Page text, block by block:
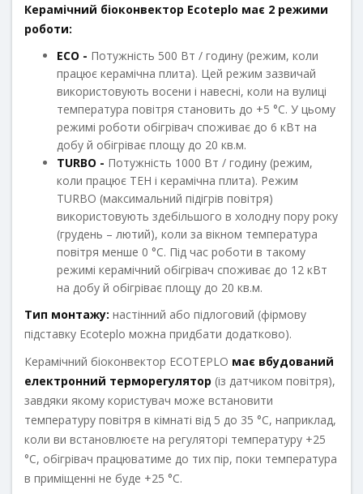
Керамічний біоконвектор Ecoteplo має 2 режими
роботи:
ECO - Потужність 500 Вт / годину (режим, коли
працює керамічна плита). Цей режим зазвичай
використовують восени і навесні, коли на вулиці
температура повітря становить до +5 °С. У цьому
режимі роботи обігрівач споживає до 6 кВт на
добу й обігріває площу до 20 кв.м.
TURBO - Потужність 1000 Вт / годину (режим,
коли працює ТЕН і керамічна плита). Режим
TURBO (максимальний підігрів повітря)
використовують здебільшого в холодну пору року
(грудень – лютий), коли за вікном температура
повітря менше 0 °С. Під час роботи в такому
режимі керамічний обігрівач споживає до 12 кВт
на добу й обігріває площу до 20 кв.м.
Тип монтажу: настінний або підлоговий (фірмову
підставку Ecoteрlo можна придбати додатково).
Керамічний біоконвектор ECOTEPLO має вбудований
електронний терморегулятор (із датчиком повітря),
завдяки якому користувач може встановити
температуру повітря в кімнаті від 5 до 35 °С, наприклад,
коли ви встановлюєте на регуляторі температуру +25
°С, обігрівач працюватиме до тих пір, поки температура
в приміщенні не буде +25 °С.